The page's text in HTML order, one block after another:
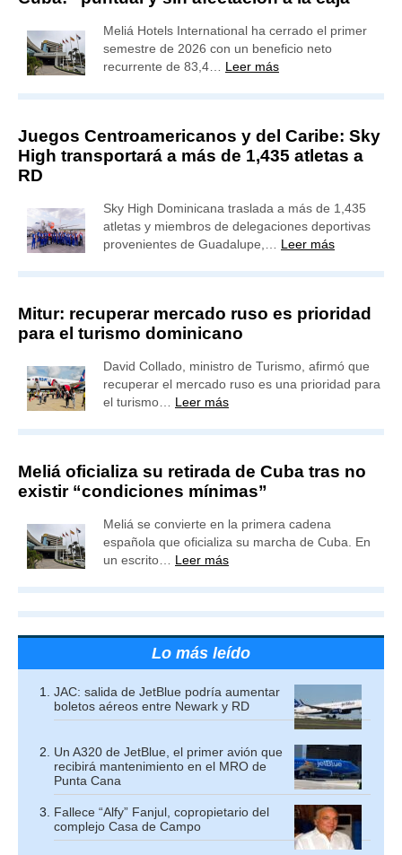
Meliá Hotels International ha cerrado el primer
semestre de 2026 con un beneficio neto
recurrente de 83,4… Leer más
Juegos Centroamericanos y del Caribe: Sky
High transportará a más de 1,435 atletas a
RD
Sky High Dominicana traslada a más de 1,435
atletas y miembros de delegaciones deportivas
provenientes de Guadalupe,… Leer más
Mitur: recuperar mercado ruso es prioridad
para el turismo dominicano
David Collado, ministro de Turismo, afirmó que
recuperar el mercado ruso es una prioridad para
el turismo… Leer más
Meliá oficializa su retirada de Cuba tras no
existir “condiciones mínimas”
Meliá se convierte en la primera cadena
española que oficializa su marcha de Cuba. En
un escrito… Leer más
Lo más leído
JAC: salida de JetBlue podría aumentar
boletos aéreos entre Newark y RD
Un A320 de JetBlue, el primer avión que
recibirá mantenimiento en el MRO de
Punta Cana
Fallece “Alfy” Fanjul, copropietario del
complejo Casa de Campo